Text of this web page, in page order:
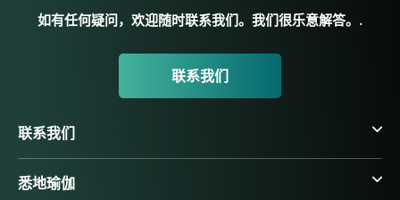
如有任何疑问，欢迎随时联系我们。我们很乐意解答。.
联系我们
联系我们
悉地瑜伽